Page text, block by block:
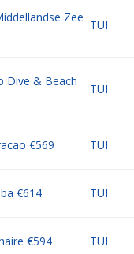
Zee
TUI
Dive & Beach
TUI
€569 TUI
€614 TUI
€594 TUI